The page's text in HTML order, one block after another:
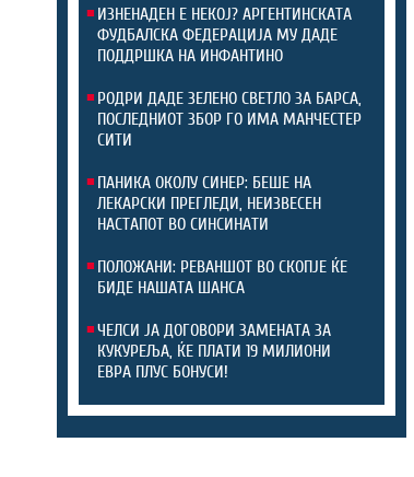
ИЗНЕНАДЕН Е НЕКОЈ? АРГЕНТИНСКАТА
ФУДБАЛСКА ФЕДЕРАЦИЈА МУ ДАДЕ
ПОДДРШКА НА ИНФАНТИНО
РОДРИ ДАДЕ ЗЕЛЕНО СВЕТЛО ЗА БАРСА,
ПОСЛЕДНИОТ ЗБОР ГО ИМА МАНЧЕСТЕР
СИТИ
ПАНИКА ОКОЛУ СИНЕР: БЕШЕ НА
ЛЕКАРСКИ ПРЕГЛЕДИ, НЕИЗВЕСЕН
НАСТАПОТ ВО СИНСИНАТИ
ПОЛОЖАНИ: РЕВАНШОТ ВО СКОПЈЕ ЌЕ
БИДЕ НАШАТА ШАНСА
ЧЕЛСИ ЈА ДОГОВОРИ ЗАМЕНАТА ЗА
КУКУРЕЉА, ЌЕ ПЛАТИ 19 МИЛИОНИ
ЕВРА ПЛУС БОНУСИ!